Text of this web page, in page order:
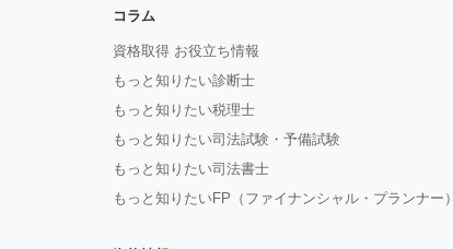
コラム
資格取得 お役立ち情報
もっと知りたい診断士
もっと知りたい税理士
もっと知りたい司法試験・予備試験
もっと知りたい司法書士
もっと知りたいFP（ファイナンシャル・プランナー）